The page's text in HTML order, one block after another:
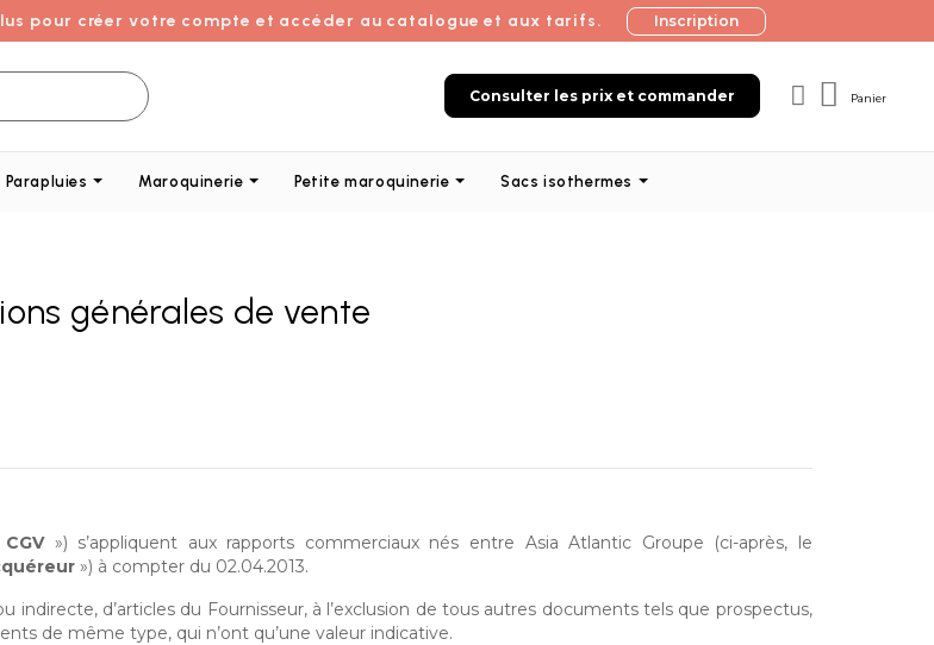
pour créer votre compte et accéder au catalogue et aux tarifs. Inscription
Consulter les prix et commander Panier
Parapluies Maroquinerie Petite maroquinerie Sacs isothermes
générales de vente
CGV») s’appliquent aux rapports commerciaux nés entre Asia Atlantic Groupe (ci-après, le
») à compter du 02.04.2013.
d’articles du Fournisseur, à l’exclusion de tous autres documents tels que prospectus,
de même type, qui n’ont qu’une valeur indicative.